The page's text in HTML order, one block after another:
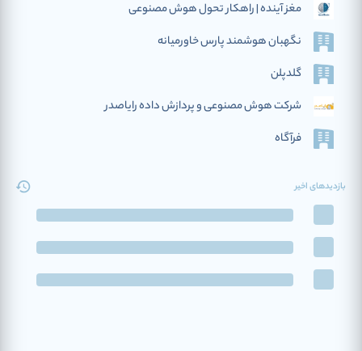
مغز آینده | راهکار تحول هوش مصنوعی
نگهبان هوشمند پارس خاورمیانه
گلدپلن
شرکت هوش مصنوعی و پردازش داده رایاصدر
فرآگاه
بازدیدهای اخیر